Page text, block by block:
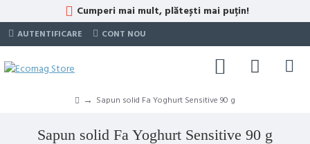
Cumperi mai mult, plătești mai puțin!
AUTENTIFICARE CONT NOU
Sapun solid Fa Yoghurt Sensitive 90 g
Sapun solid Fa Yoghurt Sensitive 90 g